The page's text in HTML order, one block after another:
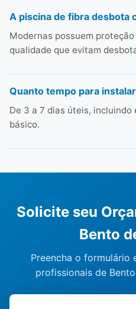
A piscina de fibra desbota
Modernas possuem
qualidade que evitam
Quanto tempo para
De 3 a 7 dias úteis,
básico.
Solicite seu
Bento
Preencha o formulário
profissionais de